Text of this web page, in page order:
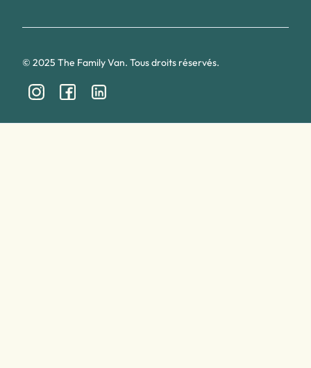
© 2025 The Family Van. Tous droits réservés.